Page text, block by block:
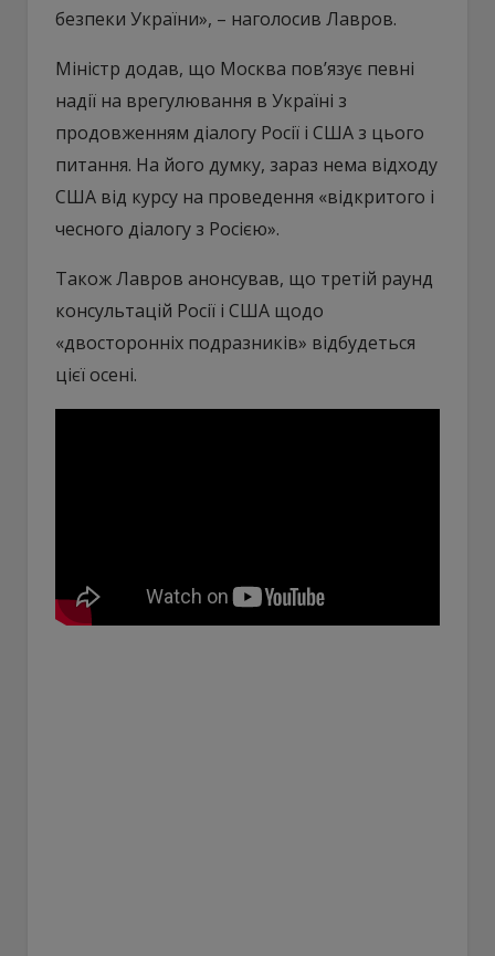
безпеки України», – наголосив Лавров.
Міністр додав, що Москва пов’язує певні
надії на врегулювання в Україні з
продовженням діалогу Росії і США з цього
питання. На його думку, зараз нема відходу
США від курсу на проведення «відкритого і
чесного діалогу з Росією».
Також Лавров анонсував, що третій раунд
консультацій Росії і США щодо
«двосторонніх подразників» відбудеться
цієї осені.